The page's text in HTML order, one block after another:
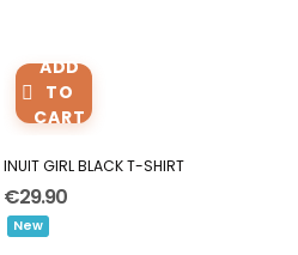
ADD
TO
CART
INUIT GIRL BLACK T-SHIRT
€29.90
New